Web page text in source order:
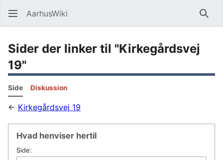
AarhusWiki Søg
Sider der linker til "Kirkegårdsvej
19"
Side Diskussion
← Kirkegårdsvej 19
Hvad henviser hertil
Side: